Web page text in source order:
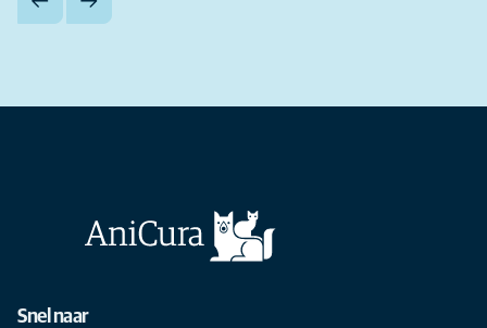
Snel naar